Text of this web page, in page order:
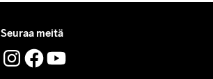
Seuraa meitä